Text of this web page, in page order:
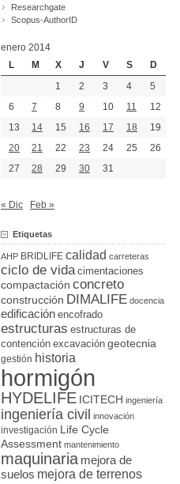
Researchgate
Scopus-AuthorID
enero 2014
L
M X J V S
D
1
2 3 4
5
6
7 8 9 10 11
12
13
14 15 16 17 18
19
20
21 22 23 24 25
26
27
28 29 30 31
« Dic Feb »
Etiquetas
AHP BRIDLIFE calidad carreteras
ciclo de vida cimentaciones
compactación concreto
construcción DIMALIFE docencia
edificación encofrado
estructuras estructuras de
contención excavación geotecnia
gestión historia
hormigón
HYDELIFE ICITECH ingeniería
ingeniería civil innovación
investigación
Life Cycle
Assessment mantenimiento
maquinaria mejora de
suelos mejora de terrenos